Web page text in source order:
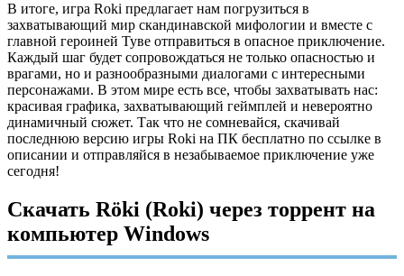
В итоге, игра Roki предлагает нам погрузиться в
захватывающий мир скандинавской мифологии и вместе с
главной героиней Туве отправиться в опасное приключение.
Каждый шаг будет сопровождаться не только опасностью и
врагами, но и разнообразными диалогами с интересными
персонажами. В этом мире есть все, чтобы захватывать нас:
красивая графика, захватывающий геймплей и невероятно
динамичный сюжет. Так что не сомневайся, скачивай
последнюю версию игры Roki на ПК бесплатно по ссылке в
описании и отправляйся в незабываемое приключение уже
сегодня!
Скачать Röki (Roki) через торрент на
компьютер Windows